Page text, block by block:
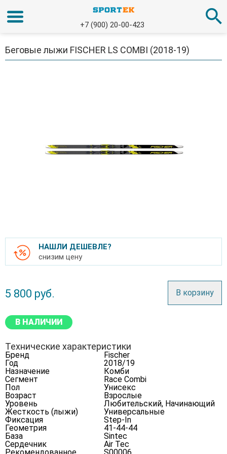
+7 (900) 20-00-423
Беговые лыжи FISCHER LS COMBI (2018-19)
НАШЛИ ДЕШЕВЛЕ?
снизим цену
5 800 руб. В корзину
В НАЛИЧИИ
Технические характеристики
Бренд
Fischer
Год
2018/19
Назначение
Комби
Сегмент
Race Combi
Пол
Унисекс
Возраст
Взрослые
Уровень
Любительский, Начинающий
Жесткость (лыжи)
Универсальные
Фиксация
Step-In
Геометрия
41-44-44
База
Sintec
Сердечник
Air Tec